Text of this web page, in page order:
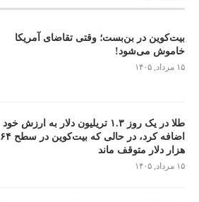
بیت‌کوین در بن‌بست؛ وقتی تقاضای آمریکا
خاموش می‌شود!
۱۵ مرداد, ۱۴۰۵
طلا در یک روز ۱.۳ تریلیون دلار به ارزش خود
اضافه کرد، در حالی که بیت‌کوین در سطح ۶۴
هزار دلار متوقف ماند
۱۵ مرداد, ۱۴۰۵